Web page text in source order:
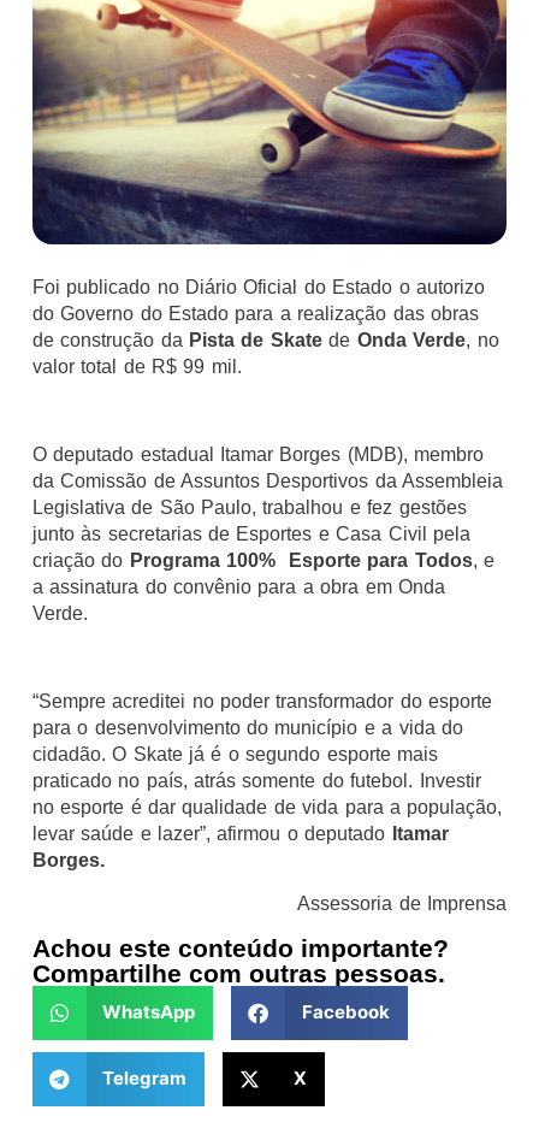
Foi publicado no Diário Oficial do Estado o autorizo
do Governo do Estado para a realização das obras
de construção daPista de Skatede Onda Verde, no
valor total de R$ 99 mil.
O deputado estadual Itamar Borges (MDB), membro
da Comissão de Assuntos Desportivos da Assembleia
Legislativa de São Paulo, trabalhou e fez gestões
junto às secretarias de Esportes e Casa Civil pela
criação do Programa 100% Esporte para Todos, e
a assinatura do convênio para a obra em Onda
Verde.
“Sempre acreditei no poder transformador do esporte
para o desenvolvimento do município e a vida do
cidadão. O Skate já é o segundo esporte mais
praticado no país, atrás somente do futebol. Investir
no esporte é dar qualidade de vida para a população,
levar saúde e lazer”, afirmou o deputado Itamar
Borges.
Assessoria de Imprensa
Achou este conteúdo importante?
Compartilhe com outras pessoas.
WhatsApp Facebook
Telegram X